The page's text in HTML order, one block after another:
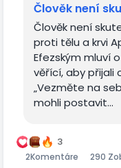
Člověk není
Člověk není
proti tělu a krvi
Efezským mluví
věřící, aby přijali
„Vezměte na
mohli postavit...
3
2Komentáre 290